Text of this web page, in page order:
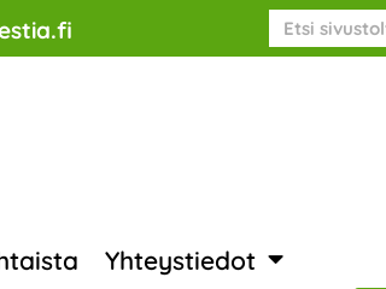
Search
Yhteystiedot